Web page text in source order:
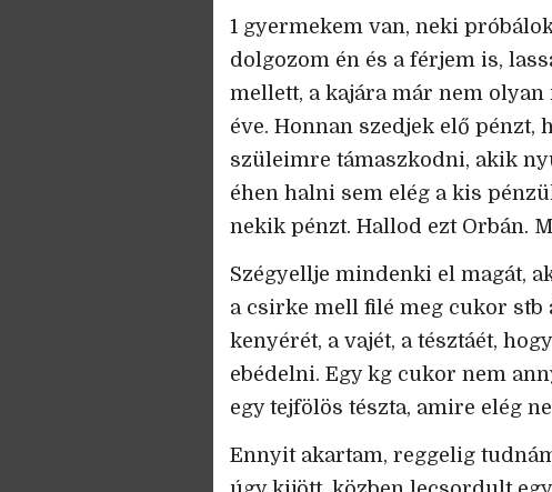
1 gyermekem van, neki
dolgozom én és a férjem is,
mellett, a kajára már nem
éve. Honnan szedjek elő pénzt,
szüleimre támaszkodni, akik
éhen halni sem elég a kis
nekik pénzt. Hallod ezt Orbán.
Szégyellje mindenki el magát,
a csirke mell filé meg cukor stb
kenyérét, a vajét, a tésztáét,
ebédelni. Egy kg cukor nem
egy tejfölös tészta, amire elég
Ennyit akartam, reggelig